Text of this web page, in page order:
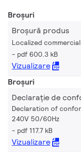
Broșuri
Broșură produs
Localized
pdf 600.3 kB
Vizualizare
Broșuri
Declarație de
Declaration of
240V 50/60Hz
pdf 117.7 kB
Vizualizare